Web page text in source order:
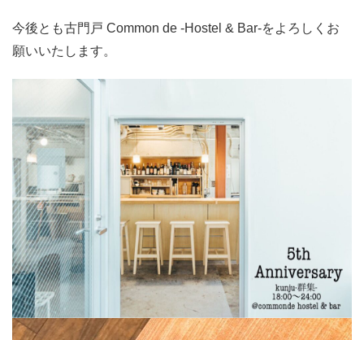
今後とも古門戸 Common de -Hostel & Bar-をよろしくお
願いいたします。